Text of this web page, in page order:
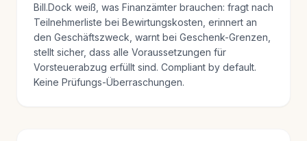
Bill.Dock weiß, was Finanzämter brauchen: fragt nach
Teilnehmerliste bei Bewirtungskosten, erinnert an
den Geschäftszweck, warnt bei Geschenk-Grenzen,
stellt sicher, dass alle Voraussetzungen für
Vorsteuerabzug erfüllt sind. Compliant by default.
Keine Prüfungs-Überraschungen.